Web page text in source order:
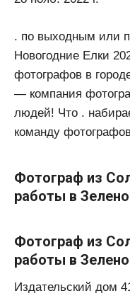
. по выходным или
Новогодние Елки
фотографов в
— компания
людей! Что .
команду
Фотограф из
работы в
Фотограф из
работы в
Издательский дом